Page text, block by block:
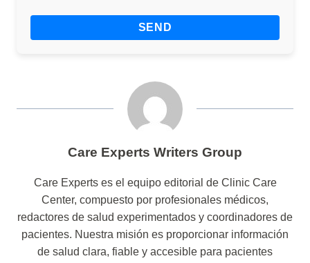
Care Experts Writers Group
Care Experts es el equipo editorial de Clinic Care
Center, compuesto por profesionales médicos,
redactores de salud experimentados y coordinadores de
pacientes. Nuestra misión es proporcionar información
de salud clara, fiable y accesible para pacientes